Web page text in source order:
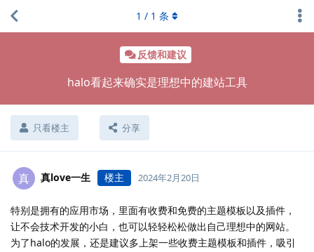
反馈和建议
halo看起来确实是理想中的建站工具
只看楼主 分享
1 / 1 条
真 真love一生 楼主 2024年2月20日
特别是拥有的应用市场，里面有收费和免费的主题模板以及插件，
让不会技术开发的小白，也可以轻轻松松做出自己理想中的网站。
为了halo的发展，还是建议多上架一些收费主题模板和插件，吸引